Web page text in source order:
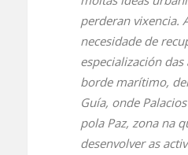
perderan vixencia.
necesidade de
especialización
borde marítimo,
Guía, onde
pola Paz, zona na
desenvolver as